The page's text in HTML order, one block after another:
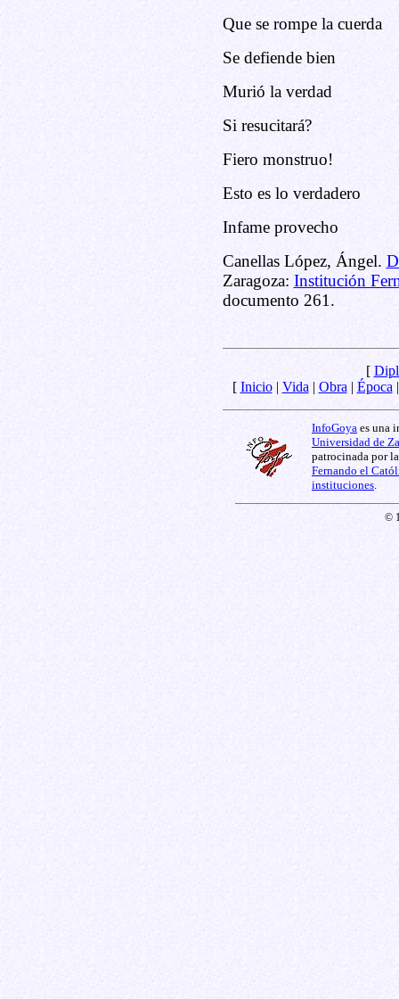
Que se rompe la cuerda
Se defiende bien
Murió la verdad
Si resucitará?
Fiero monstruo!
Esto es lo verdadero
Infame provecho
Canellas López, Ángel.
Zaragoza: Institución
documento 261.
[
[ Inicio| Vida | Obra | Época
InfoGoya es una
Universidad de
patrocinada por
Fernando el
instituciones
©